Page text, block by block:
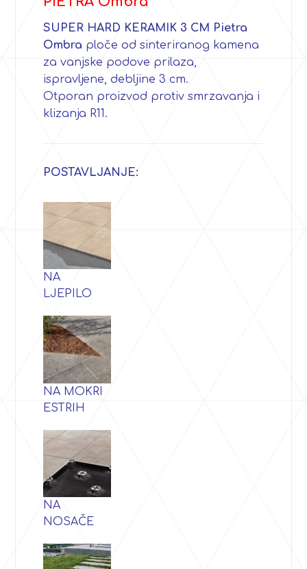
SUPER HARD KERAMIK 3 CM Pietra
Ombra ploče od sinteriranog kamena
za vanjske podove prilaza,
ispravljene, debljine 3 cm.
Otporan proizvod protiv smrzavanja i
klizanja R11.
POSTAVLJANJE:
NA
LJEPILO
NA MOKRI
ESTRIH
NA
NOSAČE